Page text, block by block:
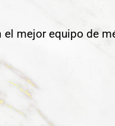
el mejor equipo de